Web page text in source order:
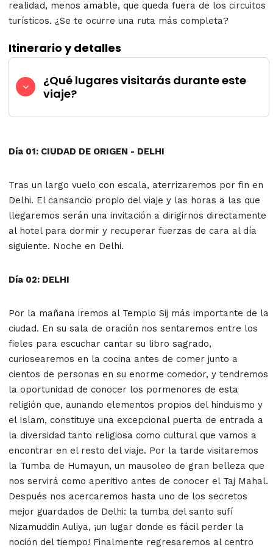
realidad, menos amable, que queda fuera de los circuitos
turísticos. ¿Se te ocurre una ruta más completa?
Itinerario y detalles
¿Qué lugares visitarás durante este
viaje?
Día 01: CIUDAD DE ORIGEN - DELHI
Tras un largo vuelo con escala, aterrizaremos por fin en
Delhi. El cansancio propio del viaje y las horas a las que
llegaremos serán una invitación a dirigirnos directamente
al hotel para dormir y recuperar fuerzas de cara al día
siguiente. Noche en Delhi.
Día 02: DELHI
Por la mañana iremos al Templo Sij más importante de la
ciudad. En su sala de oración nos sentaremos entre los
fieles para escuchar cantar su libro sagrado,
curiosearemos en la cocina antes de comer junto a
cientos de personas en su enorme comedor, y tendremos
la oportunidad de conocer los pormenores de esta
religión que, aunando elementos propios del hinduismo y
el Islam, constituye una excepcional puerta de entrada a
la diversidad tanto religiosa como cultural que vamos a
encontrar en el resto del viaje. Por la tarde visitaremos
la Tumba de Humayun, un mausoleo de gran belleza que
nos servirá como aperitivo antes de conocer el Taj Mahal.
Después nos acercaremos hasta uno de los secretos
mejor guardados de Delhi: la tumba del santo sufí
Nizamuddin Auliya, ¡un lugar donde es fácil perder la
noción del tiempo! Finalmente regresaremos al centro